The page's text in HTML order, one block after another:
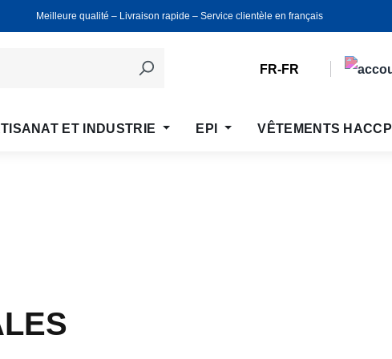
Meilleure qualité ‒ Livraison rapide ‒ Service clientèle en français
FR-FR
ET INDUSTRIE EPI VÊTEMENTS HACCP